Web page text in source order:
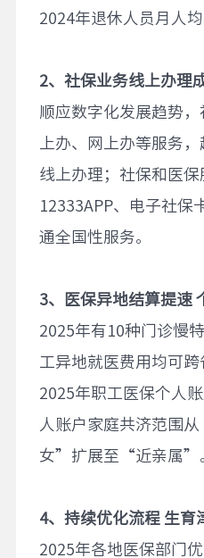
2024年退休人员月人
2、社保业务线上办理
顺应数字化发展趋势
上办、网上办等服务，
线上办理；社保和医保
12333APP、电子社保
通全国性服务。
3、 医保异地结算提速
2025年有10种门诊慢
工异地就医费用均可跨
2025年职工医保个人
人账户家庭共济范围
女”扩展至“近亲属”
4、持续优化流程 生育
2025年各地医保部门